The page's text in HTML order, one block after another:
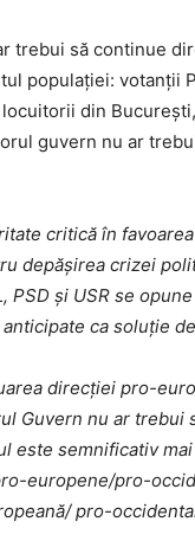
trebui să continue
populației: votanții
din
guvern nu ar
critică în
depășirea crizei
PSD și USR se
ca soluție
direcției pro-
Guvern nu ar trebui
semnificativ
europene/pro-
pro-